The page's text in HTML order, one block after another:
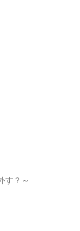
す？～